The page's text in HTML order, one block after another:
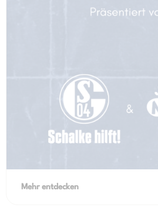
Mehr entdecken